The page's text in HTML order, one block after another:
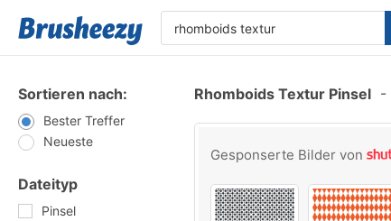
Sortieren nach:
Bester Treffer
Neueste
Dateityp
Pinsel
Rhomboids Textur Pinsel -
Gesponserte Bilder von